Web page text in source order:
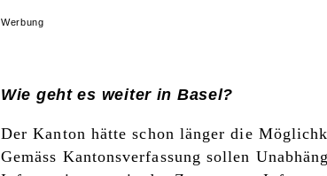
Werbung
Wie geht es weiter in Basel?
Der Kanton hätte schon länger die
Gemäss Kantonsverfassung sollen